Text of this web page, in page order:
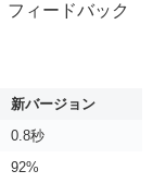
フィードバック
新バージョン
0.8秒
92%